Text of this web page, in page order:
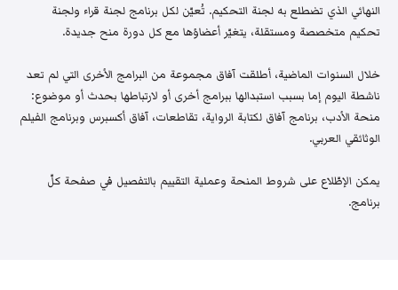
النهائي الذي تضطلع به لجنة التحكيم. تُعيّن لكل برنامج لجنة قراء ولجنة
تحكيم متخصصة ومستقلة، يتغيّر أعضاؤها مع كل دورة منح جديدة.
خلال السنوات الماضية، أطلقت آفاق مجموعة من البرامج الأخرى التي لم تعد
ناشطة اليوم إما بسبب استبدالها ببرامج أخرى أو لارتباطها بحدث أو موضوع:
منحة الأدب، برنامج آفاق لكتابة الرواية، تقاطعات، آفاق أكسبرس وبرنامج الفيلم
الوثائقي العربي.
يمكن الإطّلاع على شروط المنحة وعملية التقييم بالتفصيل في صفحة كلّ
برنامج.